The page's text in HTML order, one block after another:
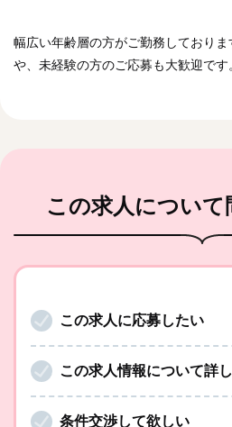
幅広い年齢層の方がご勤務しており
や、未経験の方のご応募も大歓迎です
この求人について
この求人に応募したい
この求人情報について詳
条件交渉して欲しい